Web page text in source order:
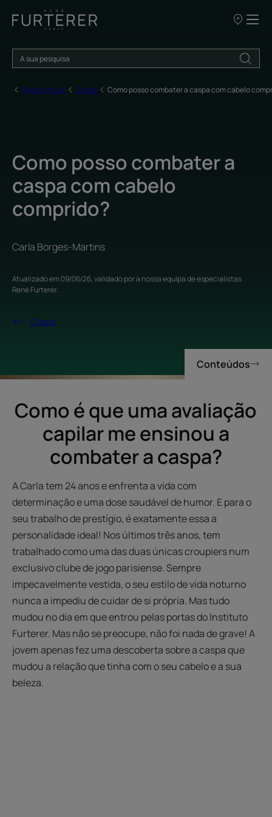
OS
DE
VENDA
Página inicial Caspa Como posso combater a caspa com cabelo
Como posso combater a
caspa com cabelo
comprido?
Carla Borges-Martins
Atualizado em09/06/26, validado pora nossa equipa de especialistas
René Furterer.
Caspa
Conteúdos
Como é que uma avaliação
capilar me ensinou a
combater a caspa?
A Carla tem 24 anos e enfrenta a vida com
determinação e uma dose saudável de humor. E para o
seu trabalho de prestígio, é exatamente essa a
personalidade ideal! Nos últimos três anos, tem
trabalhado como uma das duas únicas croupiers num
exclusivo clube de jogo parisiense. Sempre
impecavelmente vestida, o seu estilo de vida noturno
nunca a impediu de cuidar de si própria. Mas tudo
mudou no dia em que entrou pelas portas do Instituto
Furterer. Mas não se preocupe, não foi nada de grave! A
jovem apenas fez uma descoberta sobre a caspa que
mudou a relação que tinha com o seu cabelo e a sua
beleza.